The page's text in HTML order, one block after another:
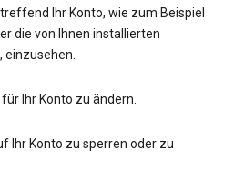
Ihr Konto, wie zum Beispiel
die von Ihnen installierten
einzusehen.
Ihr Konto zu ändern.
Ihr Konto zu sperren oder zu